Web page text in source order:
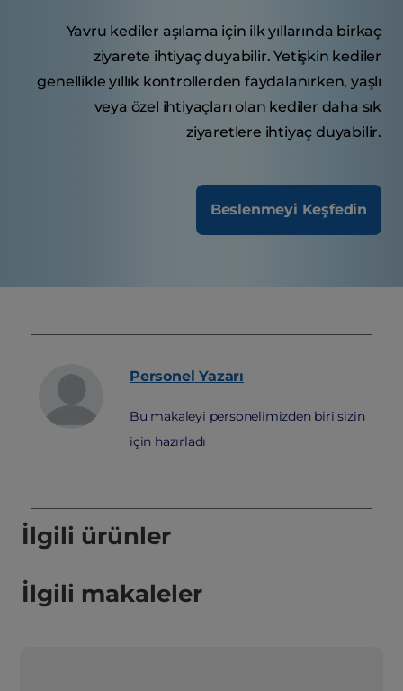
Yavru kediler aşılama için ilk yıllarında birkaç
ziyarete ihtiyaç duyabilir. Yetişkin kediler
genellikle yıllık kontrollerden faydalanırken, yaşlı
veya özel ihtiyaçları olan kediler daha sık
ziyaretlere ihtiyaç duyabilir.
Beslenmeyi Keşfedin
Personel Yazarı
Bu makaleyi personelimizden biri sizin
için hazırladı
İlgili ürünler
İlgili makaleler